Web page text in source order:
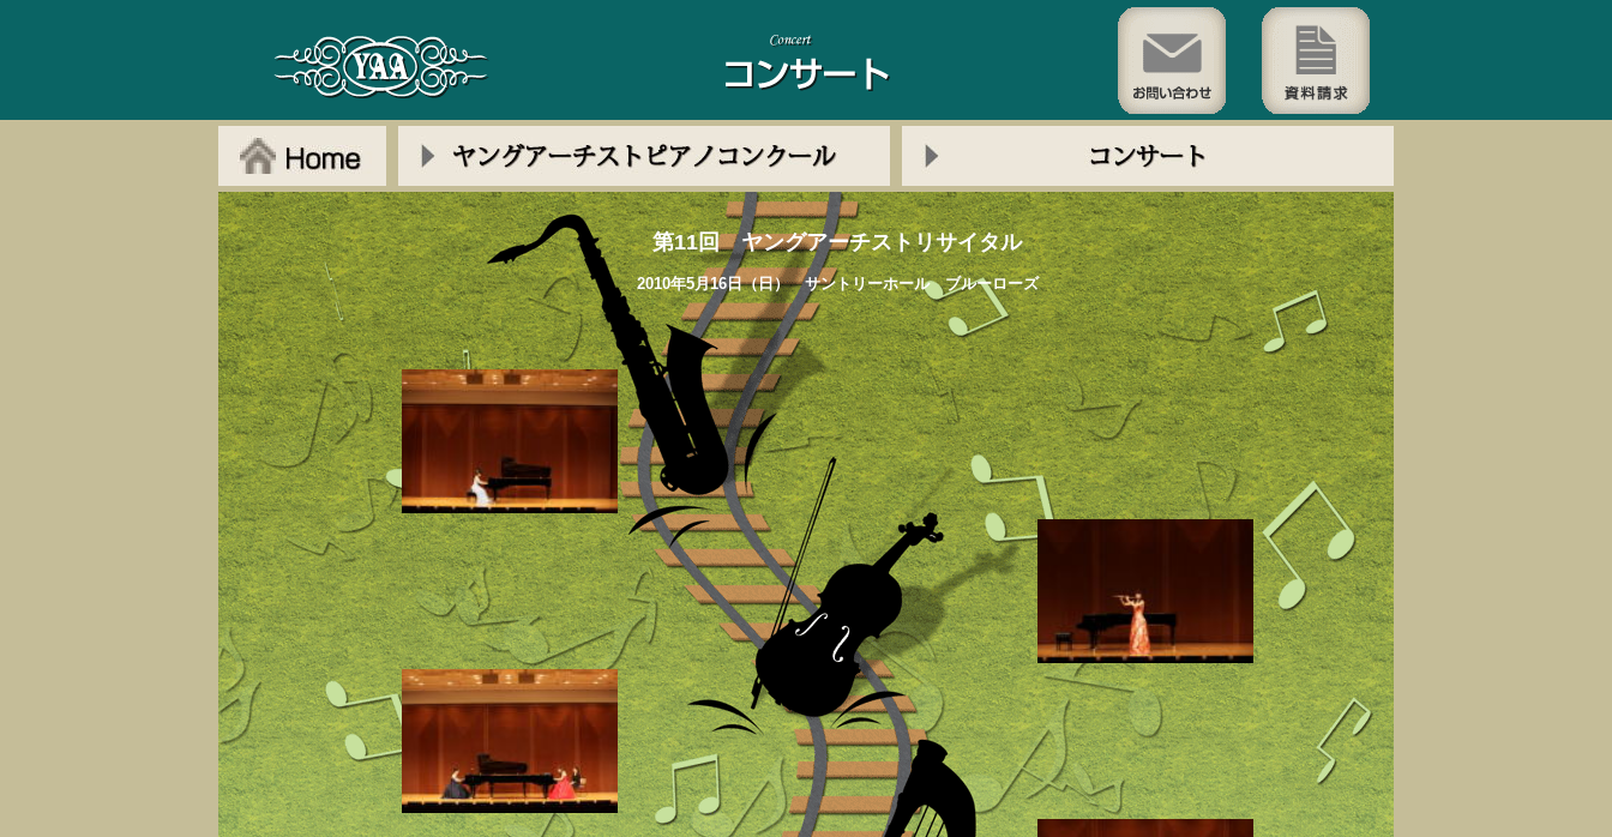
第11回 ヤングアーチストリサイタル
2010年5月16日（日） サントリーホール ブルーローズ